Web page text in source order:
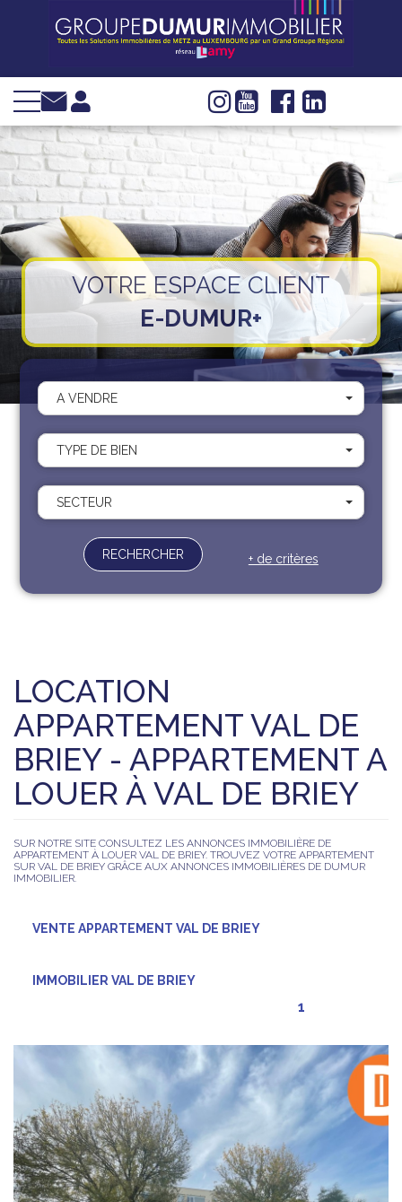
VENTE
LOCATION
INVESTIR
IMMOBILIER
D'ENTREPRISE
GESTION
SYNDIC
WEB TV
Actualités
Nous trouver
Recrutement
Contact
Documents
VOTRE ESPACE CLIENT
E-DUMUR+
A VENDRE
TYPE DE BIEN
SECTEUR
RECHERCHER + de critères
LOCATION
APPARTEMENT VAL DE
BRIEY - APPARTEMENT A
LOUER À VAL DE BRIEY
SUR NOTRE SITE CONSULTEZ LES ANNONCES IMMOBILIÈRE DE
APPARTEMENT À LOUER VAL DE BRIEY. TROUVEZ VOTRE APPARTEMENT
SUR VAL DE BRIEY GRÂCE AUX ANNONCES IMMOBILIÈRES DE DUMUR
IMMOBILIER.
VENTE APPARTEMENT VAL DE BRIEY
IMMOBILIER VAL DE BRIEY
1